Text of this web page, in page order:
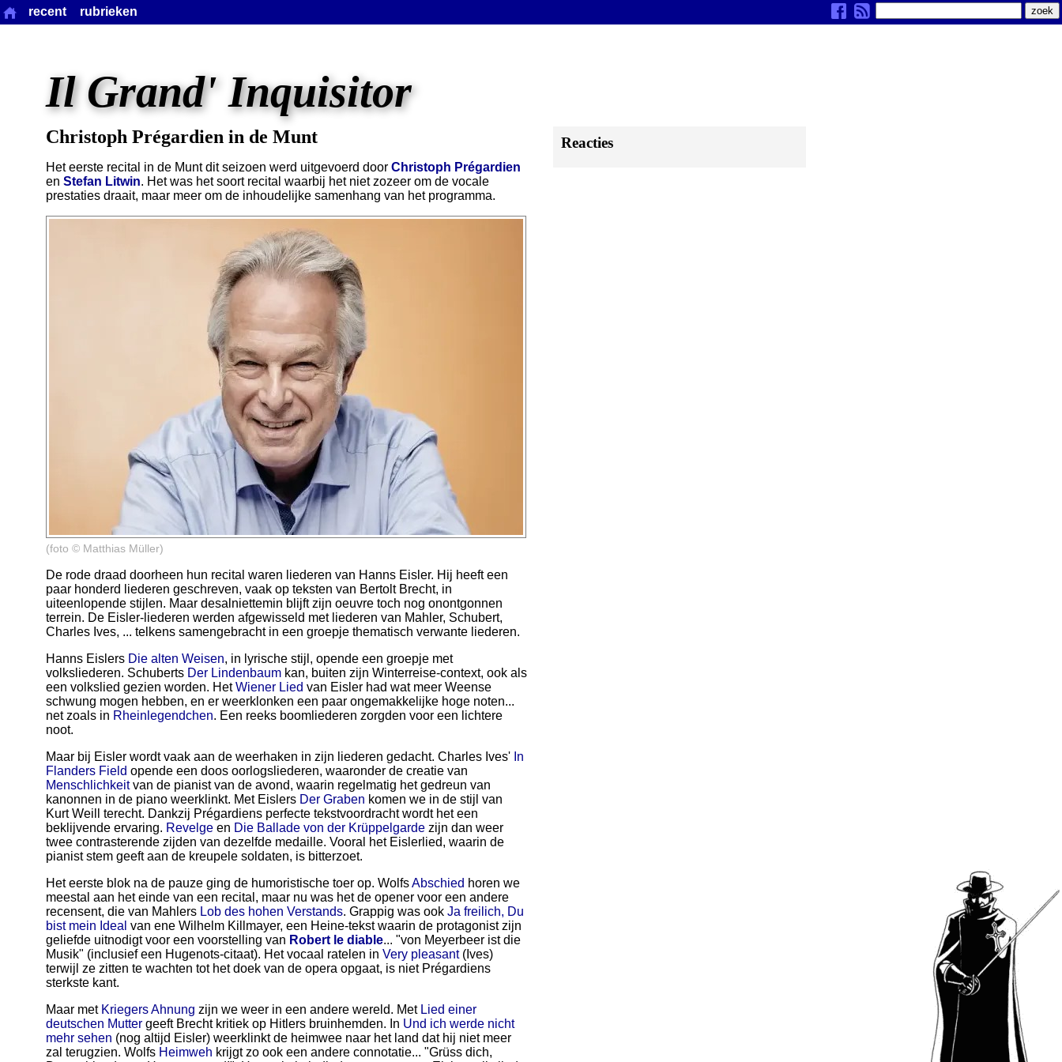
Il Grand' Inquisitor
Christoph Prégardien in de Munt
Het eerste recital in de Munt dit seizoen werd uitgevoerd door Christoph Prégardien
en Stefan Litwin. Het was het soort recital waarbij het niet zozeer om de vocale
prestaties draait, maar meer om de inhoudelijke samenhang van het programma.
(foto © Matthias Müller)
De rode draad doorheen hun recital waren liederen van Hanns Eisler. Hij heeft een
paar honderd liederen geschreven, vaak op teksten van Bertolt Brecht, in
uiteenlopende stijlen. Maar desalniettemin blijft zijn oeuvre toch nog onontgonnen
terrein. De Eisler-liederen werden afgewisseld met liederen van Mahler, Schubert,
Charles Ives, ... telkens samengebracht in een groepje thematisch verwante liederen.
Hanns Eislers Die alten Weisen, in lyrische stijl, opende een groepje met
volksliederen. Schuberts Der Lindenbaum kan, buiten zijn Winterreise-context, ook als
een volkslied gezien worden. HetWiener Lied van Eisler had wat meer Weense
schwung mogen hebben, en er weerklonken een paar ongemakkelijke hoge noten...
net zoals in Rheinlegendchen. Een reeks boomliederen zorgden voor een lichtere
noot.
Maar bij Eisler wordt vaak aan de weerhaken in zijn liederen gedacht. Charles Ives' In
Flanders Field opende een doos oorlogsliederen, waaronder de creatie van
Menschlichkeitvan de pianist van de avond, waarin regelmatig het gedreun van
kanonnen in de piano weerklinkt. Met Eislers Der Graben komen we in de stijl van
Kurt Weill terecht. Dankzij Prégardiens perfecte tekstvoordracht wordt het een
beklijvende ervaring. Revelge en Die Ballade von der Krüppelgarde zijn dan weer
twee contrasterende zijden van dezelfde medaille. Vooral het Eislerlied, waarin de
pianist stem geeft aan de kreupele soldaten, is bitterzoet.
Het eerste blok na de pauze ging de humoristische toer op. WolfsAbschied horen we
meestal aan het einde van een recital, maar nu was het de opener voor een andere
recensent, die van Mahlers Lob des hohen Verstands. Grappig was ook Ja freilich, Du
bist mein Ideal van ene Wilhelm Killmayer, een Heine-tekst waarin de protagonist zijn
geliefde uitnodigt voor een voorstelling van Robert le diable... "von Meyerbeer ist die
Musik" (inclusief een Hugenots-citaat). Het vocaal ratelen in Very pleasant(Ives)
terwijl ze zitten te wachten tot het doek van de opera opgaat, is niet Prégardiens
sterkste kant.
Maar met Kriegers Ahnung zijn we weer in een andere wereld. Met Lied einer
deutschen Mutter geeft Brecht kritiek op Hitlers bruinhemden. In Und ich werde nicht
mehr sehen (nog altijd Eisler) weerklinkt de heimwee naar het land dat hij niet meer
zal terugzien. Wolfs Heimweh krijgt zo ook een andere connotatie... "Grüss dich,
Reacties
recent rubrieken